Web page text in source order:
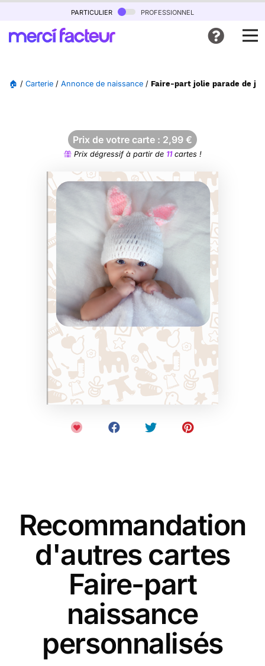
particulier professionnel
🏠 / Carterie / Annonce de naissance / Faire-part jolie parade de
Prix de votre carte : 2,99 €
Prix dégressif à partir de 11cartes !
Recommandation
d'autres cartes
Faire-part
naissance
personnalisés